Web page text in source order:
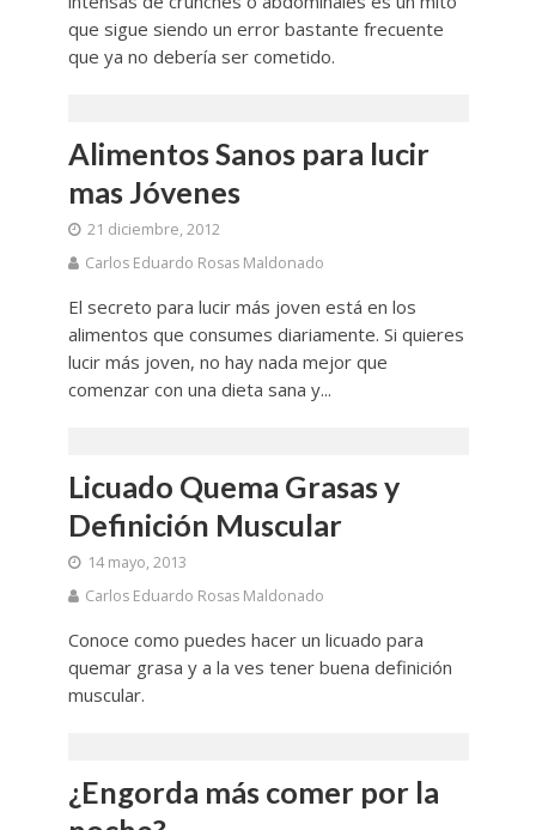
que sigue siendo un error bastante frecuente
que ya no debería ser cometido.
Alimentos Sanos para lucir
mas Jóvenes
21 diciembre, 2012
Carlos Eduardo Rosas Maldonado
El secreto para lucir más joven está en los
alimentos que consumes diariamente. Si quieres
lucir más joven, no hay nada mejor que
comenzar con una dieta sana y...
Licuado Quema Grasas y
Definición Muscular
14 mayo, 2013
Carlos Eduardo Rosas Maldonado
Conoce como puedes hacer un licuado para
quemar grasa y a la ves tener buena definición
muscular.
¿Engorda más comer por la